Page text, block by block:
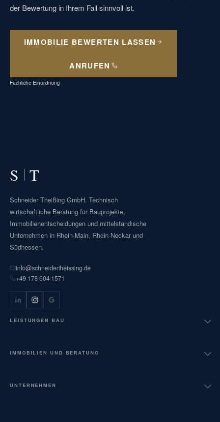
der Bewertung in Ihrem Fall sinnvoll ist.
IMMOBILIE BEWERTEN LASSEN
ANRUFEN
Fachliche Einordnung
S T
Schneider Theißing GmbH. Technisch
wirtschaftliche Beratung für Bauprojekte,
Immobilienentscheidungen und mittelständische
Unternehmen in Rhein-Main, Rhein-Neckar und
Südhessen.
info@schneidertheissing.de
+49 178 604 1571
LEISTUNGEN BAU
Bauüberwachung HOAI LPH 6 bis 9
IMMOBILIEN UND BERATUNG
Verkehrswertgutachten
UNTERNEHMEN